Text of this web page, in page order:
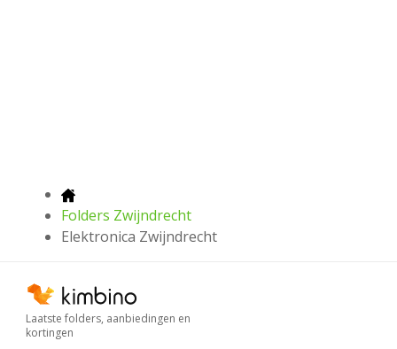
Folders Zwijndrecht
Elektronica Zwijndrecht
Laatste folders, aanbiedingen en
kortingen